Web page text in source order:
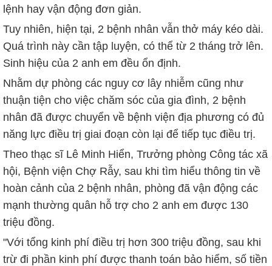
lệnh hay vận động đơn giản.
Tuy nhiên, hiện tại, 2 bệnh nhân vẫn thở máy kéo dài.
Quá trình này cần tập luyện, có thể từ 2 tháng trở lên.
Sinh hiệu của 2 anh em đều ổn định.
Nhằm dự phòng các nguy cơ lây nhiễm cũng như
thuận tiện cho việc chăm sóc của gia đình, 2 bệnh
nhân đã được chuyển về bệnh viện địa phương có đủ
năng lực điều trị giai đoạn còn lại để tiếp tục điều trị.
Theo thạc sĩ Lê Minh Hiển, Trưởng phòng Công tác xã
hội, Bệnh viện Chợ Rẫy, sau khi tìm hiểu thông tin về
hoàn cảnh của 2 bệnh nhân, phòng đã vận động các
mạnh thường quân hỗ trợ cho 2 anh em được 130
triệu đồng.
"Với tổng kinh phí điều trị hơn 300 triệu đồng, sau khi
trừ đi phần kinh phí được thanh toán bảo hiểm, số tiền